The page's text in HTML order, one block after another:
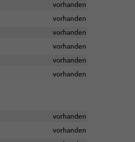
vorhanden
vorhanden
vorhanden
vorhanden
vorhanden
vorhanden
vorhanden
vorhanden